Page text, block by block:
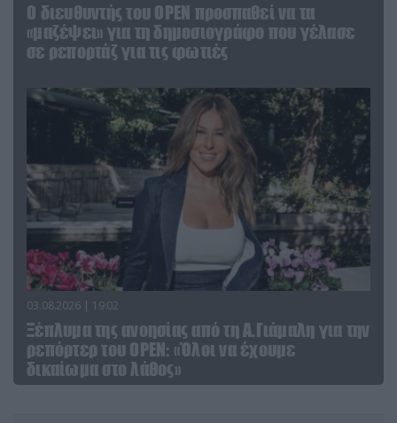
O διευθυντής του OPEN προσπαθεί να τα
«μαζέψει» για τη δημοσιογράφο που γέλασε
σε ρεπορτάζ για τις φωτιές
03.08.2026 | 19:02
Ξέπλυμα της ανοησίας από τη Α.Γιάμαλη για την
ρεπόρτερ του ΟΡΕΝ: «Όλοι να έχουμε
δικαίωμα στο λάθος»